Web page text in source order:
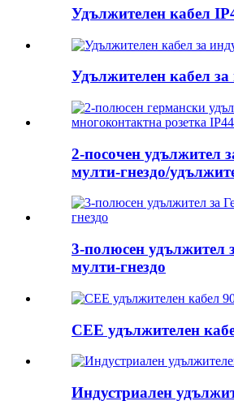
Удължителен кабел
Удължителен кабел за
2-посочен удължител
мулти-гнездо/
3-полюсен удължител
мулти-гнездо
CEE удължителен
Индустриален